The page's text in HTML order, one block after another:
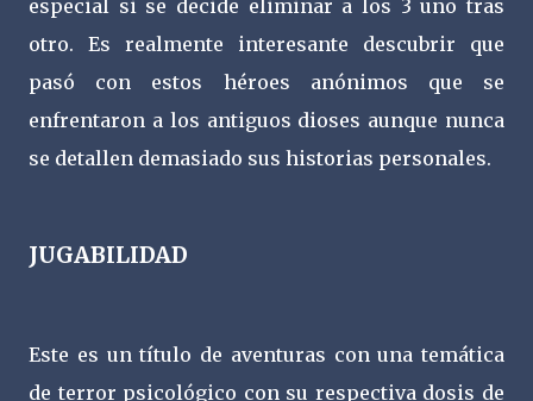
especial si se decide eliminar a los 3 uno tras
otro. Es realmente interesante descubrir que
pasó con estos héroes anónimos que se
enfrentaron a los antiguos dioses aunque nunca
se detallen demasiado sus historias personales.
JUGABILIDAD
Este es un título de aventuras con una temática
de terror psicológico con su respectiva dosis de